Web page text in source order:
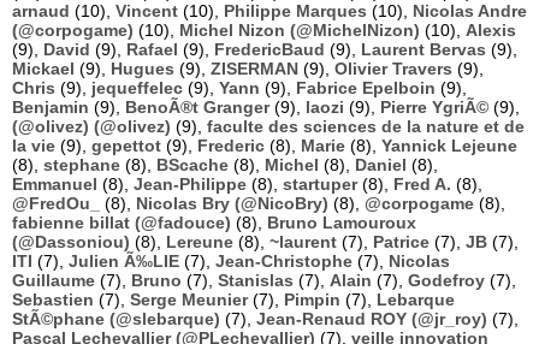
arnaud (10), Vincent (10), Philippe Marques (10), Nicolas Andre
(@corpogame) (10), Michel Nizon (@MichelNizon) (10), Alexis
(9), David (9), Rafael (9), FredericBaud (9), Laurent Bervas (9),
Mickael (9), Hugues (9), ZISERMAN (9), Olivier Travers (9),
Chris (9), jequeffelec (9), Yann (9), Fabrice Epelboin (9),
Benjamin (9), BenoÃ®t Granger(9), laozi (9), Pierre YgriÃ© (9),
(@olivez) (@olivez) (9), faculte des sciences de la nature et de
la vie (9), gepettot (9), Frederic (8), Marie (8), Yannick Lejeune
(8), stephane (8), BScache (8), Michel (8), Daniel (8),
Emmanuel (8), Jean-Philippe (8), startuper(8), Fred A. (8),
@FredOu_
(8), Nicolas Bry (@NicoBry) (8), @corpogame (8),
fabienne billat (@fadouce) (8), Bruno Lamouroux
(@Dassoniou) (8), Lereune (8), ~laurent (7), Patrice (7), JB (7),
ITI (7), Julien Ã‰LIE (7), Jean-Christophe (7), Nicolas
Guillaume (7), Bruno (7), Stanislas (7), Alain (7), Godefroy (7),
Sebastien (7), Serge Meunier(7), Pimpin (7), Lebarque
StÃ©phane (@slebarque) (7), Jean-Renaud ROY (@jr_roy) (7),
Pascal Lechevallier (@PLechevallier) (7), veille innovation